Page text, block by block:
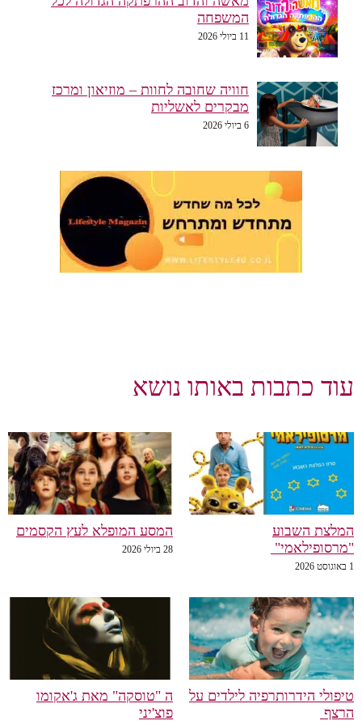
המשפחה
11 ביולי 2026
חוויה שחובה לחוות – מוזיאון ומרכז
מבקרים לאשליות
6 ביולי 2026
כתבות באותו נושא
השבוע
המסע המופלא לעץ הקסמים
הידרותרפיה לילדים על
ה "טוסקה" מאת ג'אקומו
פוצ'יני